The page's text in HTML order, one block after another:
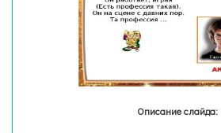
Описание слайда: